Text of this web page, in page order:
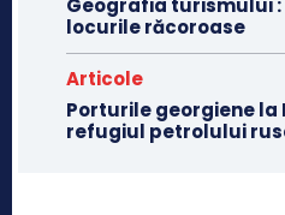
Geografia turismului
locurile răcoroase
Articole
Porturile georgiene la
refugiul petrolului